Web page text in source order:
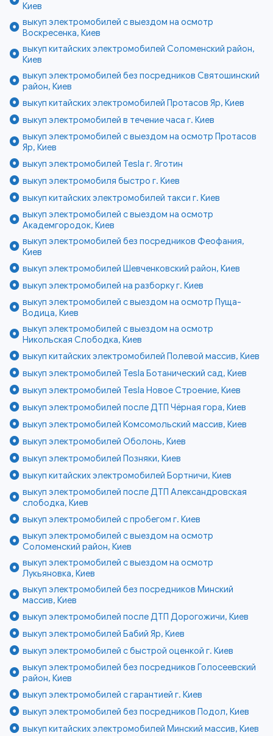
Киев
выкуп электромобилей с выездом на осмотр
Воскресенка, Киев
выкуп китайских электромобилей Соломенский район,
Киев
выкуп электромобилей без посредников Святошинский
район, Киев
выкуп китайских электромобилей Протасов Яр, Киев
выкуп электромобилей в течение часа г. Киев
выкуп электромобилей с выездом на осмотр Протасов
Яр, Киев
выкуп электромобилей Tesla г. Яготин
выкуп электромобиля быстро г. Киев
выкуп китайских электромобилей такси г. Киев
выкуп электромобилей с выездом на осмотр
Академгородок, Киев
выкуп электромобилей без посредников Феофания,
Киев
выкуп электромобилей Шевченковский район, Киев
выкуп электромобилей на разборку г. Киев
выкуп электромобилей с выездом на осмотр Пуща-
Водица, Киев
выкуп электромобилей с выездом на осмотр
Никольская Слободка, Киев
выкуп китайских электромобилей Полевой массив, Киев
выкуп электромобилей Tesla Ботанический сад, Киев
выкуп электромобилей Tesla Новое Строение, Киев
выкуп электромобилей после ДТП Чёрная гора, Киев
выкуп электромобилей Комсомольский массив, Киев
выкуп электромобилей Оболонь, Киев
выкуп электромобилей Позняки, Киев
выкуп китайских электромобилей Бортничи, Киев
выкуп электромобилей после ДТП Александровская
слободка, Киев
выкуп электромобилей с пробегом г. Киев
выкуп электромобилей с выездом на осмотр
Соломенский район, Киев
выкуп электромобилей с выездом на осмотр
Лукьяновка, Киев
выкуп электромобилей без посредников Минский
массив, Киев
выкуп электромобилей после ДТП Дорогожичи, Киев
выкуп электромобилей Бабий Яр, Киев
выкуп электромобилей с быстрой оценкой г. Киев
выкуп электромобилей без посредников Голосеевский
район, Киев
выкуп электромобилей с гарантией г. Киев
выкуп электромобилей без посредников Подол, Киев
выкуп китайских электромобилей Минский массив, Киев